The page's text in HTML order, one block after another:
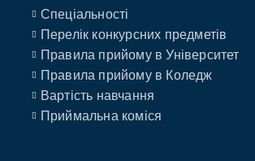
Спеціальності
Перелік конкурсних предметів
Правила прийому в Університет
Правила прийому в Коледж
Вартість навчання
Приймальна коміся